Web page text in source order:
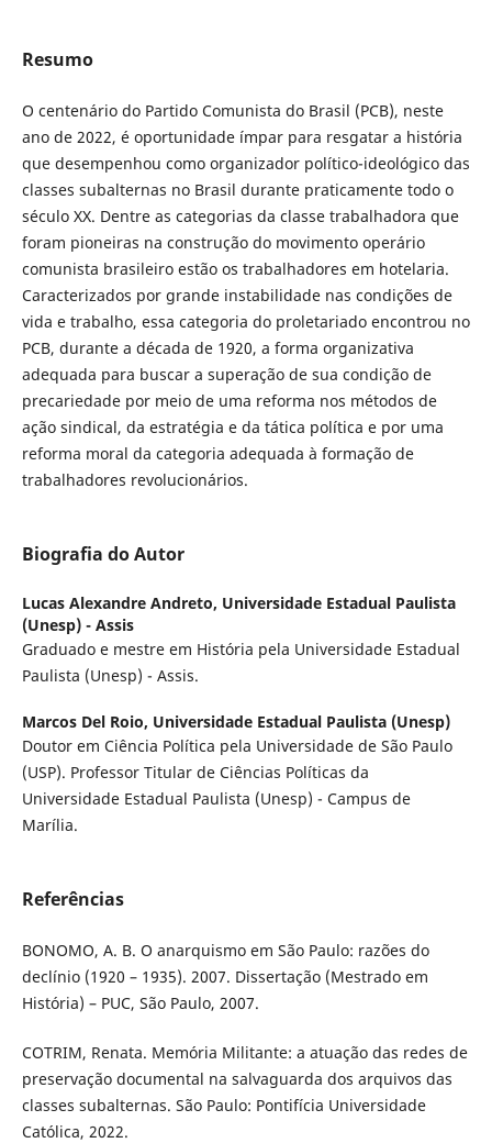
Resumo
O centenário do Partido Comunista do Brasil (PCB), neste
ano de 2022, é oportunidade ímpar para resgatar a história
que desempenhou como organizador político-ideológico das
classes subalternas no Brasil durante praticamente todo o
século XX. Dentre as categorias da classe trabalhadora que
foram pioneiras na construção do movimento operário
comunista brasileiro estão os trabalhadores em hotelaria.
Caracterizados por grande instabilidade nas condições de
vida e trabalho, essa categoria do proletariado encontrou no
PCB, durante a década de 1920, a forma organizativa
adequada para buscar a superação de sua condição de
precariedade por meio de uma reforma nos métodos de
ação sindical, da estratégia e da tática política e por uma
reforma moral da categoria adequada à formação de
trabalhadores revolucionários.
Biografia do Autor
Lucas Alexandre Andreto, Universidade Estadual Paulista
(Unesp) - Assis
Graduado e mestre em História pela Universidade Estadual
Paulista (Unesp) - Assis.
Marcos Del Roio, Universidade Estadual Paulista (Unesp)
Doutor em Ciência Política pela Universidade de São Paulo
(USP). Professor Titular de Ciências Políticas da
Universidade Estadual Paulista (Unesp) - Campus de
Marília.
Referências
BONOMO, A. B. O anarquismo em São Paulo: razões do
declínio (1920 – 1935). 2007. Dissertação (Mestrado em
História) – PUC, São Paulo, 2007.
COTRIM, Renata. Memória Militante: a atuação das redes de
preservação documental na salvaguarda dos arquivos das
classes subalternas. São Paulo: Pontifícia Universidade
Católica, 2022.